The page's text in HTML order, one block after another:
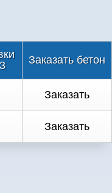
Заказать бетон
Заказать
Заказать